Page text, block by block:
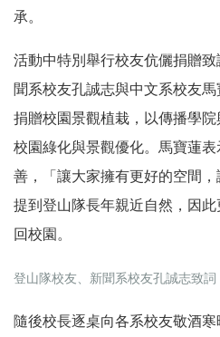
承。
活動中特別舉行校友伉儷捐贈
聞系校友孔誠志與中文系校友馬
捐贈校園景觀植栽，以傳播學
校園綠化與景觀優化。馬寶蓮
善，「讓大家擁有更好的空間
提到登山隊長年親近自然，因
回校園。
登山隊校友、新聞系校友孔誠志致詞
隨後校長逐桌向各系校友敬酒